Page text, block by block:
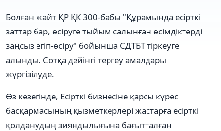
Болған жайт ҚР ҚК 300-бабы "Құрамында есiрткi
заттар бар, өсiруге тыйым салынған өсiмдiктердi
заңсыз егіп-өсіру" бойынша СДТБТ тіркеуге
алынды. Сотқа дейінгі тергеу амалдары
жүргізілуде.
Өз кезегінде, Есірткі бизнесіне қарсы күрес
басқармасының қызметкерлері жастарға есірткі
қолданудың зияндылығына бағытталған